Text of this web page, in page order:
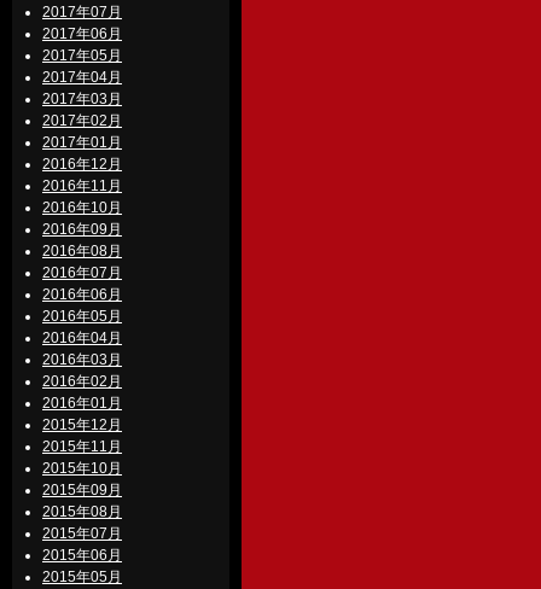
2017年07月
2017年06月
2017年05月
2017年04月
2017年03月
2017年02月
2017年01月
2016年12月
2016年11月
2016年10月
2016年09月
2016年08月
2016年07月
2016年06月
2016年05月
2016年04月
2016年03月
2016年02月
2016年01月
2015年12月
2015年11月
2015年10月
2015年09月
2015年08月
2015年07月
2015年06月
2015年05月